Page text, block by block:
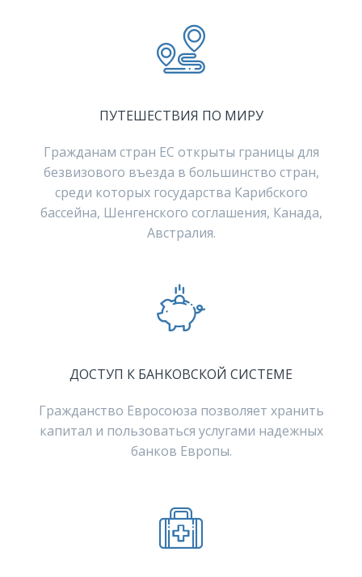
ПУТЕШЕСТВИЯ ПО МИРУ
Гражданам стран ЕС открыты границы для
безвизового въезда в большинство стран,
среди которых государства Карибского
бассейна, Шенгенского соглашения, Канада,
Австралия.
ДОСТУП К БАНКОВСКОЙ СИСТЕМЕ
Гражданство Евросоюза позволяет хранить
капитал и пользоваться услугами надежных
банков Европы.